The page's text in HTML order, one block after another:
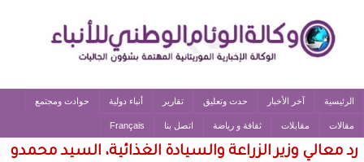
الرئيسية آخر الأخبار حدث وتعليق تقارير أنباء دولية حوادث ومجتمع
مقالات مقابلات ثقافة و رياضة اتصل بنا Français
رد معالي وزير الزراعة والسيادة الغذائية، السيد محمدو